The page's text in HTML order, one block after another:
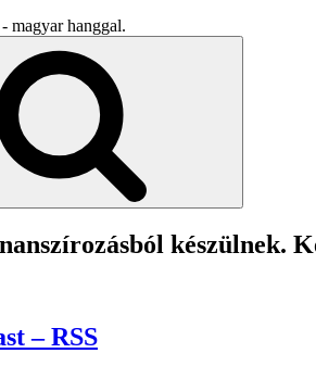
készülnek.
– RSS